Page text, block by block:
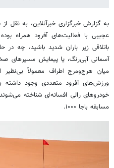
به گزارش خبرگزاری خبرآنلاین، به
عجیبی با فعالیت‌های آفرود همراه
باتلاقی زیر باران شدید باشید، چه
آسمانی آبی‌رنگ، یا پیمایش مسیرهای
میان هرج‌ومرج اطراف معمولاً
ورزش‌های آفرود متعددی وجود داشته
خودروهای رالی افسانه‌ای شناخته
مسابقه باجا ۱۰۰۰.